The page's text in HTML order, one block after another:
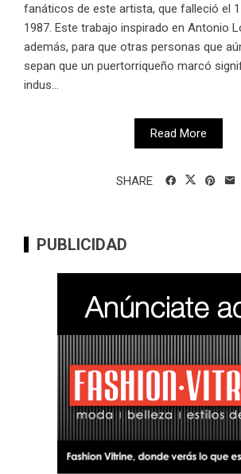
fanáticos de este artista, que falleció el
1987. Este trabajo inspirado en Antonio
además, para que otras personas que
sepan que un puertorriqueño marcó
indus...
Read More
SHARE
PUBLICIDAD